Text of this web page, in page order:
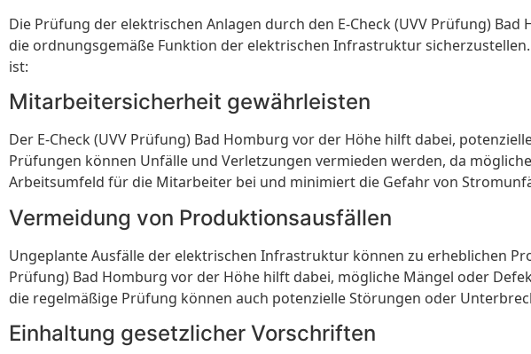
Die Prüfung der elektrischen Anlagen durch den E-Check (UVV Prüfung)
die ordnungsgemäße Funktion der elektrischen Infrastruktur
ist:
Mitarbeitersicherheit gewährleisten
Der E-Check (UVV Prüfung) Bad Homburg vor der Höhe hilft dabei,
Prüfungen können Unfälle und Verletzungen vermieden werden, da
Arbeitsumfeld für die Mitarbeiter bei und minimiert die Gefahr von
Vermeidung von Produktionsausfällen
Ungeplante Ausfälle der elektrischen Infrastruktur können zu erheblichen
Prüfung) Bad Homburg vor der Höhe hilft dabei, mögliche Mängel oder
die regelmäßige Prüfung können auch potenzielle Störungen oder
Einhaltung gesetzlicher Vorschriften